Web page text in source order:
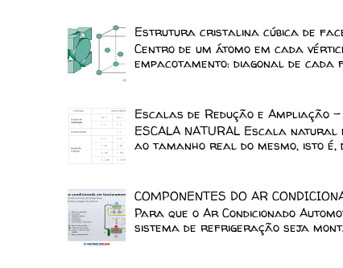
Estrutura cristalina cúbica de
Centro de um átomo em cada
empacotamento: diagonal de cada
Escalas de Redução e Ampliação
ESCALA NATURAL Escala
ao tamanho real do mesmo, isto é,
COMPONENTES DO AR
Para que o Ar Condicionado
sistema de refrigeração seja